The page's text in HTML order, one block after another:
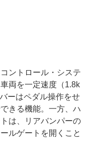
ントロール・システ
両を一定速度（1.8k
ーはペダル操作をせ
きる機能。一方、ハ
は、リアバンパーの
ルゲートを開くこと